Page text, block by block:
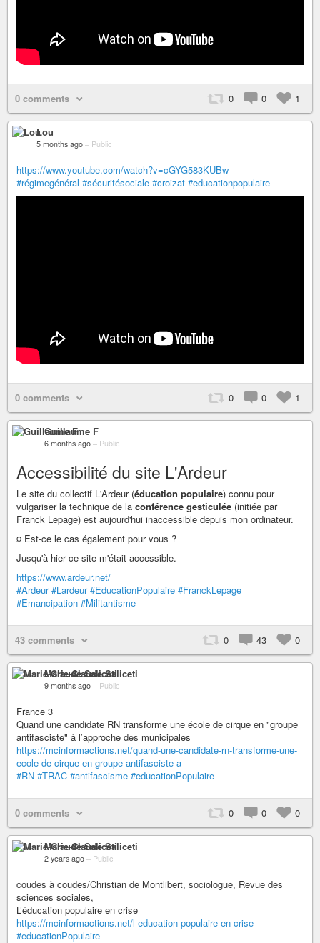
0 comments 0 0 1
Lou
5 months ago – Public
https://www.youtube.com/watch?v=cGYG583KUBw
#régimegénéral #sécuritésociale #croizat #educationpopulaire
0 comments 0 0 1
Guillaume F
6 months ago – Public
Accessibilité du site L'Ardeur
Le site du collectif L'Ardeur (éducation populaire) connu pour
vulgariser la technique de la conférence gesticulée (initiée par
Franck Lepage) est aujourd'hui inaccessible depuis mon ordinateur.
¤ Est-ce le cas également pour vous ?
Jusqu'à hier ce site m'était accessible.
https://www.ardeur.net/
#Ardeur #Lardeur #EducationPopulaire #FranckLepage
#Emancipation #Militantisme
43 comments 0 43 0
Marie-Claude Saliceti
9 months ago – Public
France 3
Quand une candidate RN transforme une école de cirque en "groupe
antifasciste" à l’approche des municipales
https://mcinformactions.net/quand-une-candidate-rn-transforme-une-
ecole-de-cirque-en-groupe-antifasciste-a
#RN #TRAC #antifascisme #educationPopulaire
0 comments 0 0 0
Marie-Claude Saliceti
2 years ago – Public
coudes à coudes/Christian de Montlibert, sociologue, Revue des
sciences sociales,
L’éducation populaire en crise
https://mcinformactions.net/l-education-populaire-en-crise
#educationPopulaire